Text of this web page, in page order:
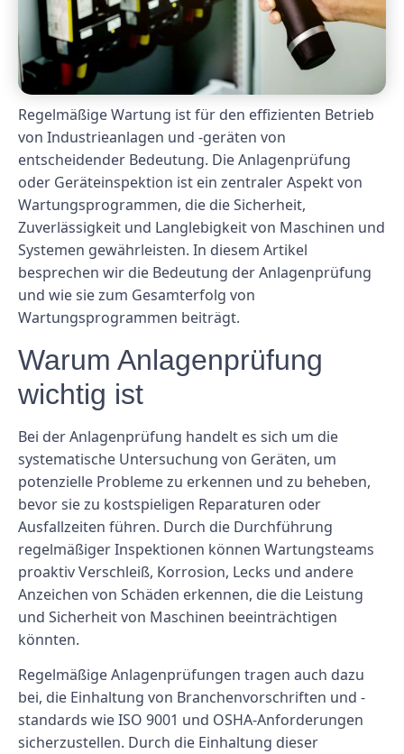
Regelmäßige Wartung ist für den effizienten Betrieb
von Industrieanlagen und -geräten von
entscheidender Bedeutung. Die Anlagenprüfung
oder Geräteinspektion ist ein zentraler Aspekt von
Wartungsprogrammen, die die Sicherheit,
Zuverlässigkeit und Langlebigkeit von Maschinen und
Systemen gewährleisten. In diesem Artikel
besprechen wir die Bedeutung der Anlagenprüfung
und wie sie zum Gesamterfolg von
Wartungsprogrammen beiträgt.
Warum Anlagenprüfung
wichtig ist
Bei der Anlagenprüfung handelt es sich um die
systematische Untersuchung von Geräten, um
potenzielle Probleme zu erkennen und zu beheben,
bevor sie zu kostspieligen Reparaturen oder
Ausfallzeiten führen. Durch die Durchführung
regelmäßiger Inspektionen können Wartungsteams
proaktiv Verschleiß, Korrosion, Lecks und andere
Anzeichen von Schäden erkennen, die die Leistung
und Sicherheit von Maschinen beeinträchtigen
könnten.
Regelmäßige Anlagenprüfungen tragen auch dazu
bei, die Einhaltung von Branchenvorschriften und -
standards wie ISO 9001 und OSHA-Anforderungen
sicherzustellen. Durch die Einhaltung dieser